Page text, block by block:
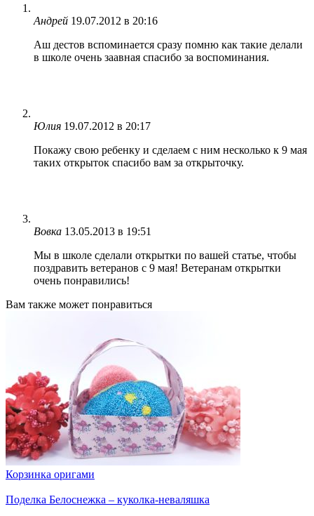
Андрей 19.07.2012 в 20:16
Аш дестов вспоминается сразу помню как такие делали
в школе очень заавная спасибо за воспоминания.
Юлия 19.07.2012 в 20:17
Покажу свою ребенку и сделаем с ним несколько к 9 мая
таких открыток спасибо вам за открыточку.
Вовка 13.05.2013 в 19:51
Мы в школе сделали открытки по вашей статье, чтобы
поздравить ветеранов с 9 мая! Ветеранам открытки
очень понравились!
Вам также может понравиться
Корзинка оригами
Поделка Белоснежка – куколка-неваляшка